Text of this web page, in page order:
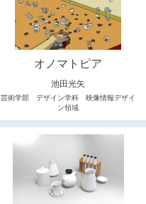
オノマトピア
池田光矢
芸術学部 デザイン学科 映像情報デザイ
ン領域